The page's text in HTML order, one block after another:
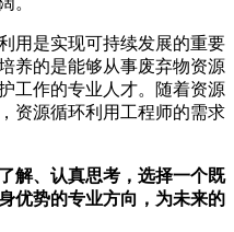
用是实现可持续发展的重要
养的是能够从事废弃物资源
工作的专业人才。随着资源
资源循环利用工程师的需求
解、认真思考，选择一个既
优势的专业方向，为未来的